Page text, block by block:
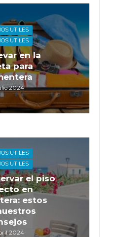
UTILES
UTILES
en la
para
2024
UTILES
UTILES
el piso
en
estos
2024